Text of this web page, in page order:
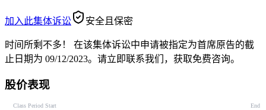
加入此集体诉讼 安全且保密
时间所剩不多！
在该集体诉讼中申请被指定为首席原告的截
止日期为 09/12/2023。请立即联系我们，获取免费咨询。
股价表现
Class Period Start End